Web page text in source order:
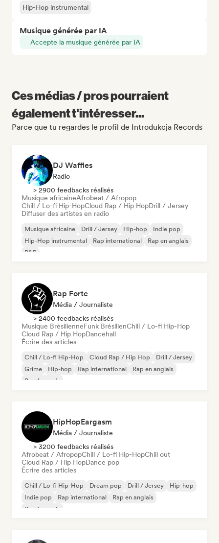
Hip-Hop instrumental
Musique générée par IA
Accepte la musique générée par IA
Ces médias / pros pourraient
également t'intéresser...
Parce que tu regardes le profil de Introdukcja Records
DJ Waffles
Radio
> 2900 feedbacks réalisés
Musique africaineAfrobeat / Afropop
Chill / Lo-fi Hip-HopCloud Rap / Hip HopDrill / Jersey
Diffuser des artistes en radio
Musique africaine Drill / Jersey Hip-hop
Indie pop
Hip-Hop instrumental
Rap international
Rap en anglais
R&B
Rap Forte
Média / Journaliste
> 2400 feedbacks réalisés
Musique BrésilienneFunk BrésilienChill / Lo-fi Hip-Hop
Cloud Rap / Hip HopDancehall
Écrire des articles
Chill / Lo-fi Hip-Hop Cloud Rap / Hip Hop
Drill / Jersey
Grime
Hip-hop Rap international
Rap en anglais
Rap francais
HipHopEargasm
Média / Journaliste
> 3200 feedbacks réalisés
Afrobeat / AfropopChill / Lo-fi Hip-HopChill out
Cloud Rap / Hip HopDance pop
Écrire des articles
Chill / Lo-fi Hip-Hop Dream pop Drill / Jersey
Hip-hop
Indie pop
Rap international
Rap en anglais
Rap francais